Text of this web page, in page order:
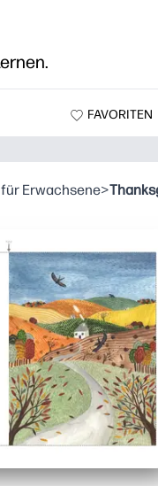
FAVORITEN
Erwachsene>